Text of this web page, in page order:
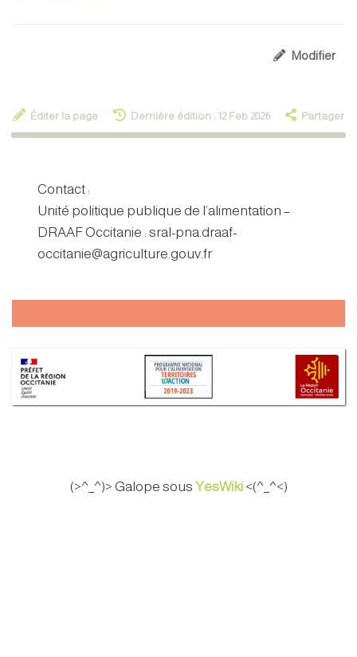
Modifier
Éditer la page Dernière édition : 12 Feb 2026 Partager
Contact :
Unité politique publique de l’alimentation –
DRAAF Occitanie : sral-pna.draaf-
occitanie@agriculture.gouv.fr
(>^_^)> Galope sous YesWiki<(^_^<)